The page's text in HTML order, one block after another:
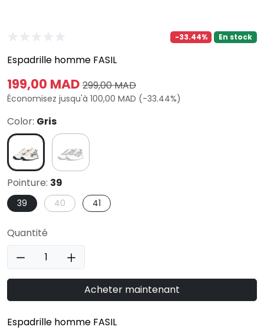
-33.44% En stock
Espadrille homme FASIL
199,00 MAD 299,00 MAD
Économisez jusqu'à 100,00 MAD (-33.44%)
Color: Gris
Pointure: 39
39 40 41
Quantité
Acheter maintenant
Espadrille homme FASIL